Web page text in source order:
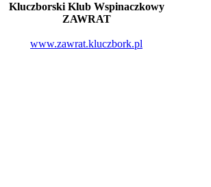
Kluczborski Klub Wspinaczkowy
ZAWRAT
www.zawrat.kluczbork.pl